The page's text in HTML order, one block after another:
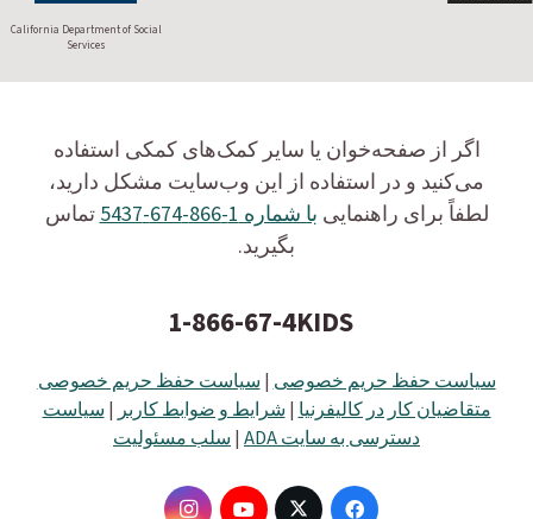
California Department of Social
Services
اگر از صفحه‌خوان یا سایر کمک‌های کمکی استفاده
می‌کنید و در استفاده از این وب‌سایت مشکل دارید،
لطفاً برای راهنمایی با شماره 1-866-674-5437
تماس
بگیرید.
1-866-67-4KIDS
سیاست حفظ حریم خصوصی | سیاست حفظ حریم خصوصی
متقاضیان کار در کالیفرنیا | شرایط و ضوابط کاربر | سیاست
دسترسی به سایت ADA
| سلب مسئولیت